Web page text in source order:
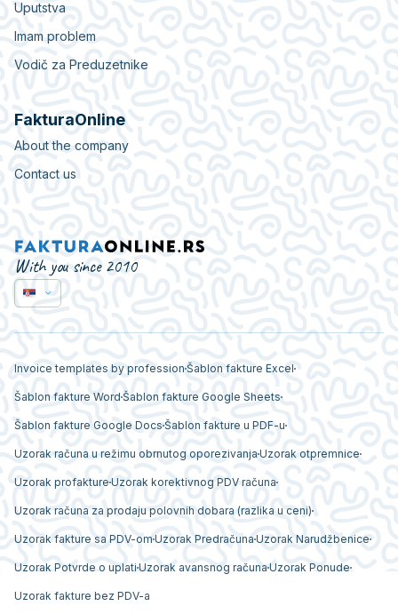
Uputstva
Imam problem
Vodič za Preduzetnike
FakturaOnline
About the company
Contact us
With you since 2010
Invoice templates by profession Šablon fakture Excel
Šablon fakture Word Šablon fakture Google Sheets
Šablon fakture Google Docs Šablon fakture u PDF-u
Uzorak računa u režimu obrnutog oporezivanja Uzorak otpremnice
Uzorak profakture Uzorak korektivnog PDV računa
Uzorak računa za prodaju polovnih dobara (razlika u ceni)
Uzorak fakture sa PDV-om Uzorak Predračuna Uzorak Narudžbenice
Uzorak Potvrde o uplati Uzorak avansnog računa Uzorak Ponude
Uzorak fakture bez PDV-a